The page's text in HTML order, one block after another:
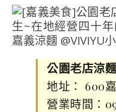
公園老店涼麵
地址： 600
營業時間：